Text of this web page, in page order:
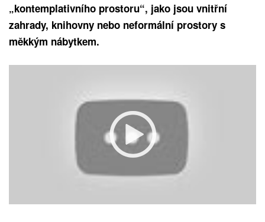
„kontemplativního prostoru“, jako jsou vnitřní
zahrady, knihovny nebo neformální prostory s
měkkým nábytkem.